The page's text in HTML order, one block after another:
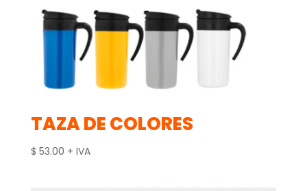
TAZA DE COLORES
$ 53.00 + IVA